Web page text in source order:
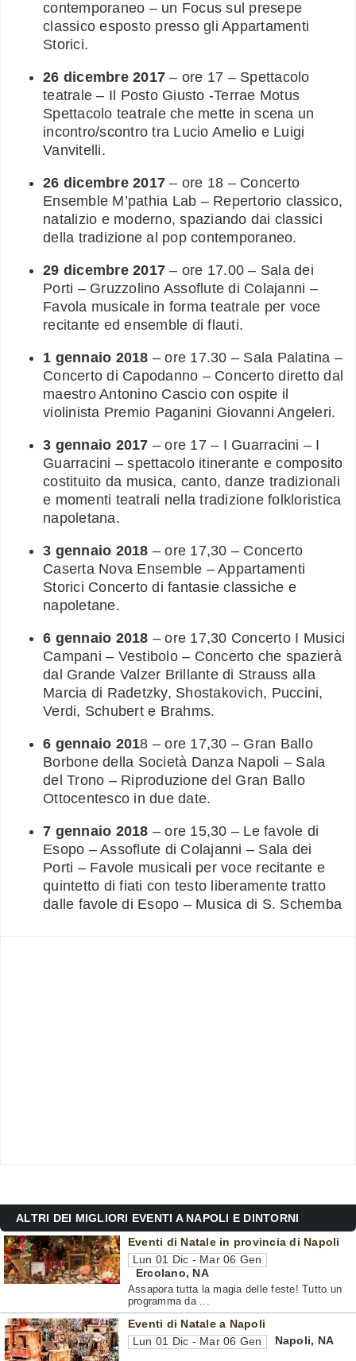
contemporaneo – un Focus sul presepe
classico esposto presso gli Appartamenti
Storici.
26 dicembre 2017 – ore 17 – Spettacolo
teatrale – Il Posto Giusto -Terrae Motus
Spettacolo teatrale che mette in scena un
incontro/scontro tra Lucio Amelio e Luigi
Vanvitelli.
26 dicembre 2017 – ore 18 – Concerto
Ensemble M’pathia Lab – Repertorio classico,
natalizio e moderno, spaziando dai classici
della tradizione al pop contemporaneo.
29 dicembre 2017 – ore 17.00 – Sala dei
Porti – Gruzzolino Assoflute di Colajanni –
Favola musicale in forma teatrale per voce
recitante ed ensemble di flauti.
1 gennaio 2018 – ore 17.30 – Sala Palatina –
Concerto di Capodanno – Concerto diretto dal
maestro Antonino Cascio con ospite il
violinista Premio Paganini Giovanni Angeleri.
3 gennaio 2017 – ore 17 – I Guarracini – I
Guarracini – spettacolo itinerante e composito
costituito da musica, canto, danze tradizionali
e momenti teatrali nella tradizione folkloristica
napoletana.
3 gennaio 2018 – ore 17,30 – Concerto
Caserta Nova Ensemble – Appartamenti
Storici Concerto di fantasie classiche e
napoletane.
6 gennaio 2018 – ore 17,30 Concerto I Musici
Campani – Vestibolo – Concerto che spazierà
dal Grande Valzer Brillante di Strauss alla
Marcia di Radetzky, Shostakovich, Puccini,
Verdi, Schubert e Brahms.
6 gennaio 2018 – ore 17,30 – Gran Ballo
Borbone della Società Danza Napoli – Sala
del Trono – Riproduzione del Gran Ballo
Ottocentesco in due date.
7 gennaio 2018 – ore 15,30 – Le favole di
Esopo – Assoflute di Colajanni – Sala dei
Porti – Favole musicali per voce recitante e
quintetto di fiati con testo liberamente tratto
dalle favole di Esopo – Musica di S. Schemba
ALTRI DEI MIGLIORI EVENTI A NAPOLI E DINTORNI
Eventi di Natale in provincia di Napoli
Lun 01 Dic - Mar 06 Gen
Ercolano, NA
Assapora tutta la magia delle feste! Tutto un
programma da ...
Eventi di Natale a Napoli
Lun 01 Dic - Mar 06 Gen Napoli, NA